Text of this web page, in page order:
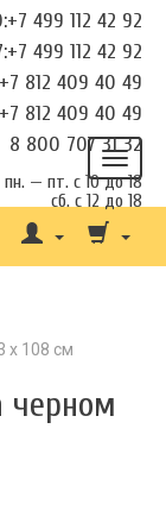
499 112 42 92
499 112 42 92
812 409 40 49
812 409 40 49
8 800 707 31 32
пн. — пт. с 10 до 18
сб. с 12 до 18
х 108 см
черном